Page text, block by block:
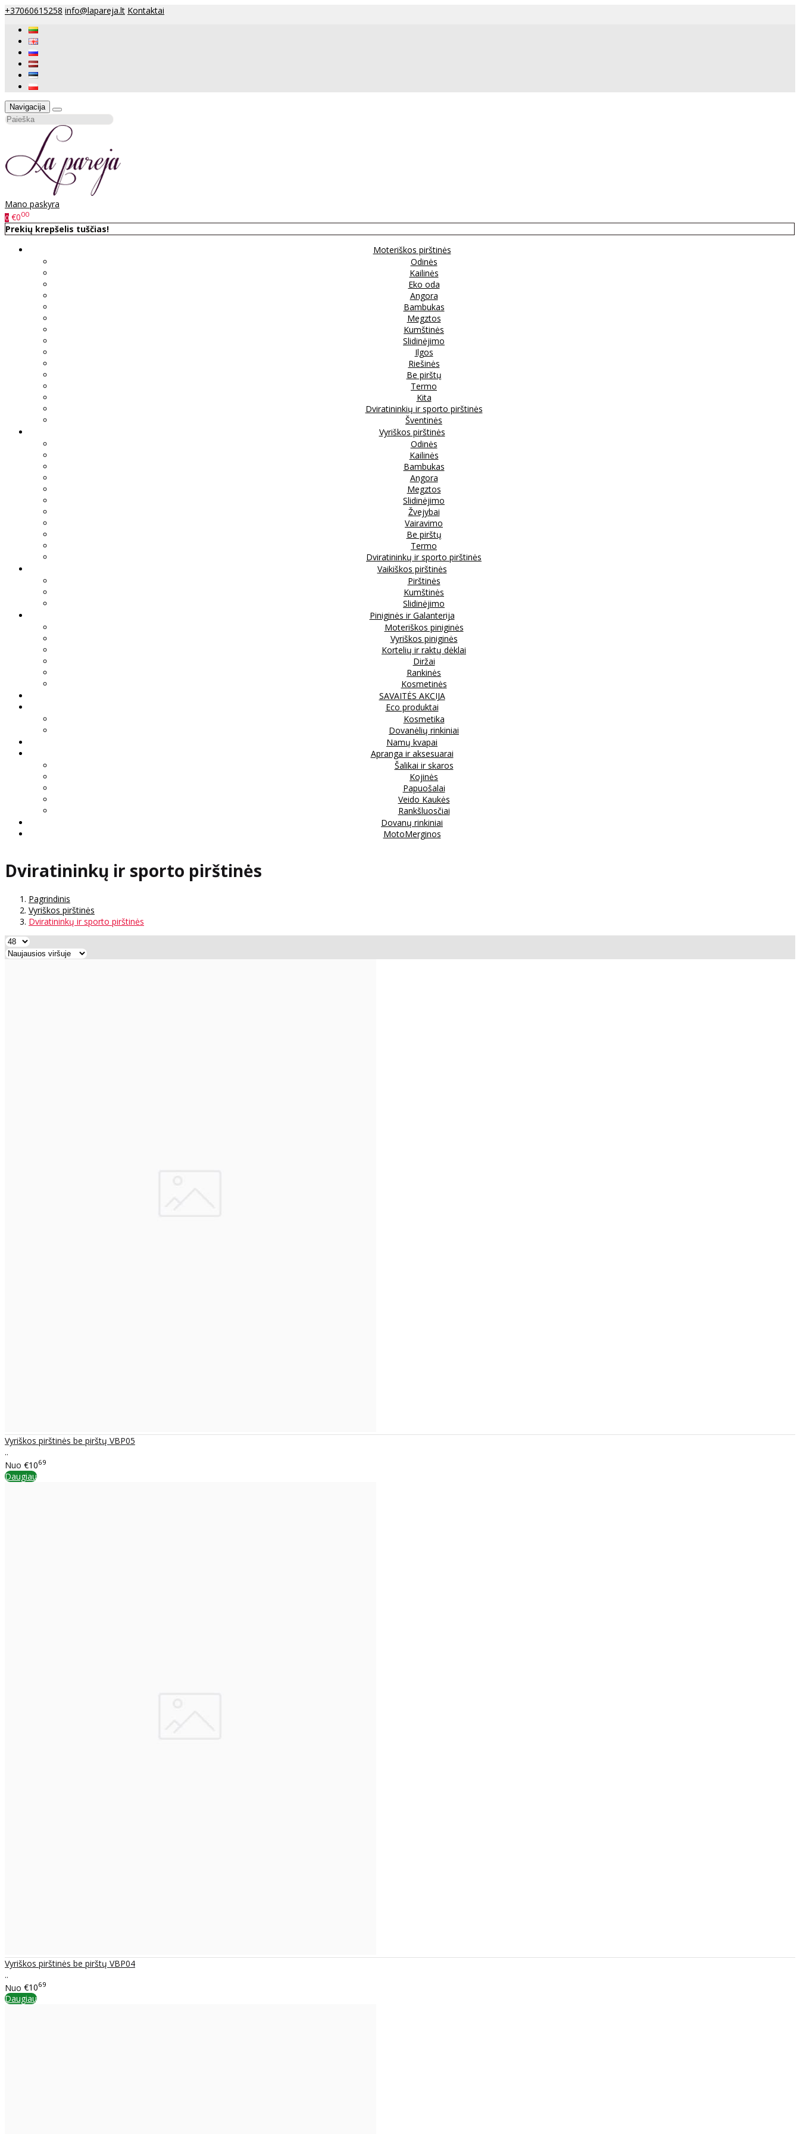
+37060615258 info@lapareja.lt Kontaktai
Navigacija
Mano paskyra
0 €000
Prekių krepšelis tuščias!
Moteriškos pirštinės
Odinės
Kailinės
Eko oda
Angora
Bambukas
Megztos
Kumštinės
Slidinėjimo
Ilgos
Riešinės
Be pirštų
Termo
Kita
Dviratininkių ir sporto pirštinės
Šventinės
Vyriškos pirštinės
Odinės
Kailinės
Bambukas
Angora
Megztos
Slidinėjimo
Žvejybai
Vairavimo
Be pirštų
Termo
Dviratininkų ir sporto pirštinės
Vaikiškos pirštinės
Pirštinės
Kumštinės
Slidinėjimo
Piniginės ir Galanterija
Moteriškos piniginės
Vyriškos piniginės
Kortelių ir raktų dėklai
Diržai
Rankinės
Kosmetinės
SAVAITĖS AKCIJA
Eco produktai
Kosmetika
Dovanėlių rinkiniai
Namų kvapai
Apranga ir aksesuarai
Šalikai ir skaros
Kojinės
Papuošalai
Veido Kaukės
Rankšluosčiai
Dovanų rinkiniai
MotoMerginos
Dviratininkų ir sporto pirštinės
Pagrindinis
Vyriškos pirštinės
Dviratininkų ir sporto pirštinės
Vyriškos pirštinės be pirštų VBP05
..
Nuo €1069
Daugiau
Vyriškos pirštinės be pirštų VBP04
..
Nuo €1069
Daugiau